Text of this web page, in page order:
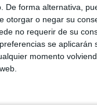
De forma alternativa,
otorgar o negar su
no requerir de su
se
momento
orienta todos sus